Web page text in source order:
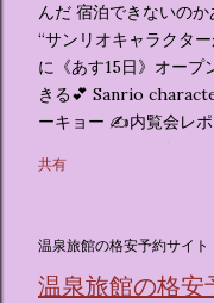
んだ 宿泊できないの
“サンリオキャラクタ
に《あす15日》オープ
きる💕 Sanrio
ーキョー ✍️内覧会レ
pic.twitter.com/
(@oricon) July 14,
はなく、2026年7月15
リオキャラクターズの
共有
温泉旅館の格安予約サイト
温泉旅館の格安